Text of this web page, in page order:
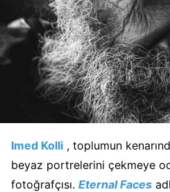
Imed Kolli , toplumun
beyaz portrelerini çekmeye
fotoğrafçısı. Eternal Faces